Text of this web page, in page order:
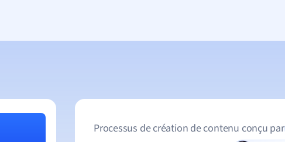
Processus de création de contenu conçu par